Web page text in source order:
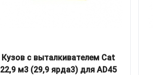
Кузов с выталкивателем Cat
22,9 м3 (29,9 ярда3) для AD45